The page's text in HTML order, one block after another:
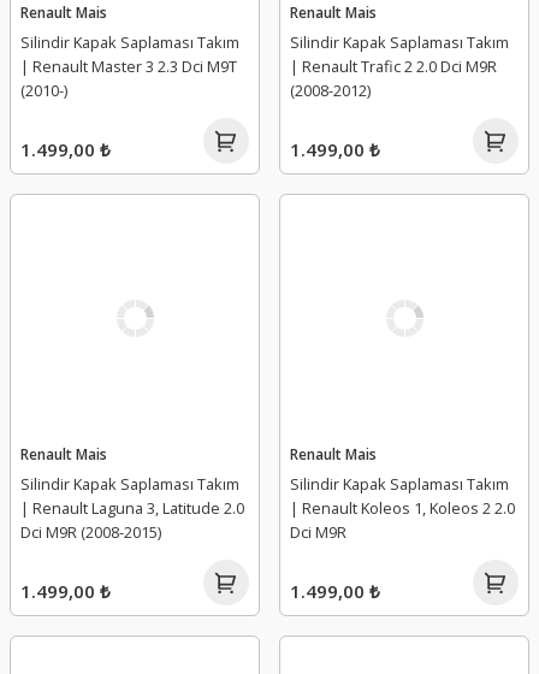
Renault Mais
Silindir Kapak Saplaması Takım
| Renault Master 3 2.3 Dci M9T
(2010-)
1.499,00 ₺
Renault Mais
Silindir Kapak Saplaması Takım
| Renault Trafic 2 2.0 Dci M9R
(2008-2012)
1.499,00 ₺
Renault Mais
Silindir Kapak Saplaması Takım
| Renault Laguna 3, Latitude 2.0
Dci M9R (2008-2015)
1.499,00 ₺
Renault Mais
Silindir Kapak Saplaması Takım
| Renault Koleos 1, Koleos 2 2.0
Dci M9R
1.499,00 ₺